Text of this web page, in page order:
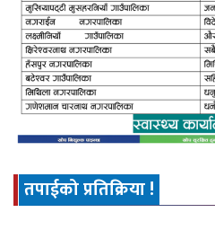
तपाईको प्रतिक्रिया !